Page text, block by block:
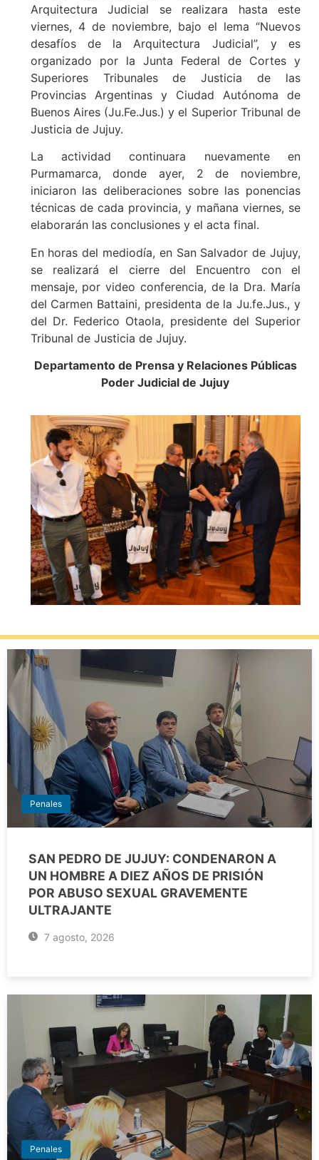
Arquitectura Judicial se realizara hasta este
viernes, 4 de noviembre, bajo el lema “Nuevos
desafíos de la Arquitectura Judicial”, y es
organizado por la Junta Federal de Cortes y
Superiores Tribunales de Justicia de las
Provincias Argentinas y Ciudad Autónoma de
Buenos Aires (Ju.Fe.Jus.) y el Superior Tribunal de
Justicia de Jujuy.
La actividad continuara nuevamente en
Purmamarca, donde ayer, 2 de noviembre,
iniciaron las deliberaciones sobre las ponencias
técnicas de cada provincia, y mañana viernes, se
elaborarán las conclusiones y el acta final.
En horas del mediodía, en San Salvador de Jujuy,
se realizará el cierre del Encuentro con el
mensaje, por video conferencia, de la Dra. María
del Carmen Battaini, presidenta de la Ju.fe.Jus., y
del Dr. Federico Otaola, presidente del Superior
Tribunal de Justicia de Jujuy.
Departamento de Prensa y Relaciones Públicas
Poder Judicial de Jujuy
Penales
SAN PEDRO DE JUJUY: CONDENARON A
UN HOMBRE A DIEZ AÑOS DE PRISIÓN
POR ABUSO SEXUAL GRAVEMENTE
ULTRAJANTE
7 agosto, 2026
Penales